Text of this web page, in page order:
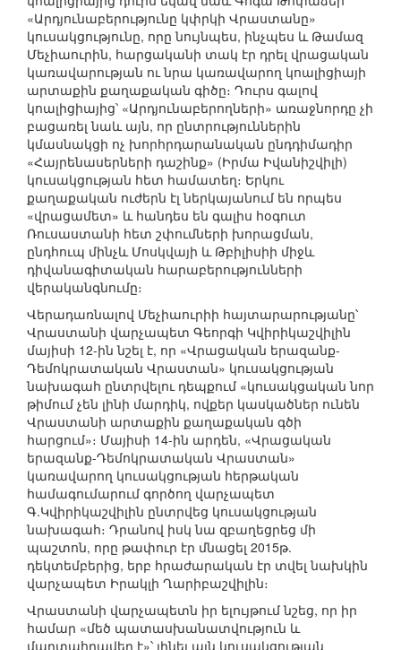
«Արդյունաբերությունը կփրկի Վրաստանը»
կուսակցությունը, որը նույնպես, ինչպես և Թամազ
Մեչիաուրին, հարցականի տակ էր դրել վրացական
կառավարության ու նրա կառավարող կոալիցիայի
արտաքին քաղաքական գիծը։ Դուրս գալով
կոալիցիայից՝ «Արդյունաբերողների» առաջնորդը չի
բացառել նաև այն, որ ընտրություններին
կմասնակցի ոչ խորհրդարանական ընդդիմադիր
«Հայրենասերների դաշինք» (Իրմա Իվանիշվիլի)
կուսակցության հետ համատեղ։ Երկու
քաղաքական ուժերն էլ ներկայանում են որպես
«վրացամետ» և հանդես են գալիս հօգուտ
Ռուսաստանի հետ շփումների խորացման,
ընդհուպ մինչև Մոսկվայի և Թբիլիսիի միջև
դիվանագիտական հարաբերությունների
վերականգնումը։
Վերադառնալով Մեչիաուրիի հայտարարությանը՝
Վրաստանի վարչապետ Գեորգի Կվիրիկաշվիլին
մայիսի 12-ին նշել է, որ «Վրացական երազանք-
Դեմոկրատական Վրաստան» կուսակցության
նախագահ ընտրվելու դեպքում «կուսակցական նոր
թիմում չեն լինի մարդիկ, ովքեր կասկածներ ունեն
Վրաստանի արտաքին քաղաքական գծի
հարցում»։ Մայիսի 14-ին արդեն, «Վրացական
երազանք-Դեմոկրատական Վրաստան»
կառավարող կուսակցության հերթական
համագումարում գործող վարչապետ
Գ.Կվիրիկաշվիլին ընտրվեց կուսակցության
նախագահ։ Դրանով իսկ նա զբաղեցրեց մի
պաշտոն, որը թափուր էր մնացել 2015թ.
դեկտեմբերից, երբ հրաժարական էր տվել նախկին
վարչապետ Իրակլի Ղարիբաշվիլին։
Վրաստանի վարչապետն իր ելույթում նշեց, որ իր
համար «մեծ պատասխանատվություն և
մարտահրավեր է»՝ լինել այն կուսակցության